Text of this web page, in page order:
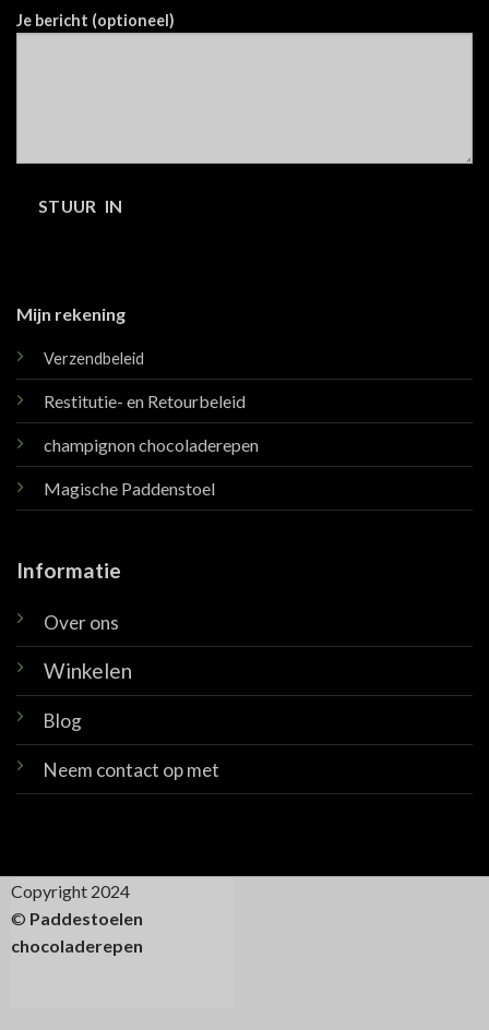
Mijn rekening
Verzendbeleid
Restitutie- en Retourbeleid
champignon chocoladerepen
Magische Paddenstoel
Informatie
Over ons
Winkelen
Blog
Neem contact op met
Je bericht (optioneel)
Copyright 2024
© Paddestoelen
chocoladerepen